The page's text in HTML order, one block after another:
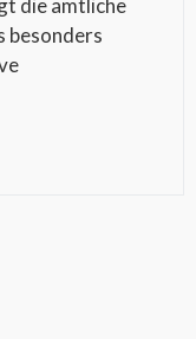
besonders